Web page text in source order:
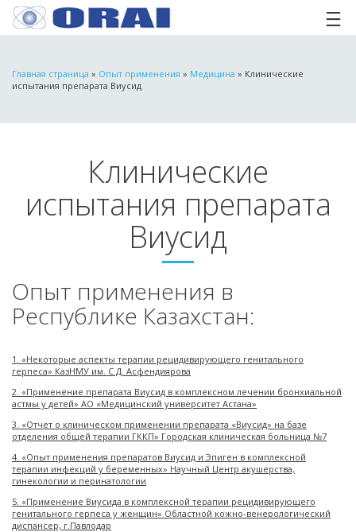
Главная страница » Опыт применения » Медицина » Клинические
испытания препарата Виусид
Клинические
испытания препарата
Виусид
Опыт применения в
Республике Казахстан:
1. «Некоторые аспекты терапии рецидивирующего генитального
герпеса» КазНМУ им. С.Д. Асфендиярова
2. «Применение препарата Виусид в комплексном лечении бронхиальной
астмы у детей» АО «Медицинский университет Астана»
3. «Отчет о клиническом применении препарата «Виусид» на базе
отделения общей терапии ГККП» Городская клиническая больница №7
4. «Опыт применения препаратов Виусид и Эпиген в комплексной
терапии инфекций у беременных» Научный Центр акушерства,
гинекологии и перинатологии
5. «Применение Виусида в комплексной терапии рецидивирующего
генитального герпеса у женщин» Областной кожно-венерологический
диспансер, г.Павлодар